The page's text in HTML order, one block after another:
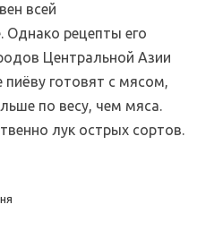
всей
Однако рецепты его
Центральной Азии
пиёву готовят с мясом,
по весу, чем мяса.
лук острых сортов.